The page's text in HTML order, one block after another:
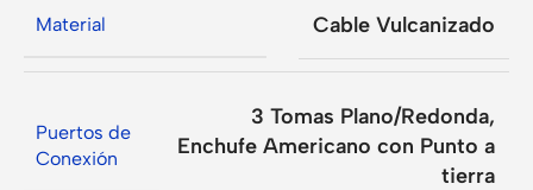
Material Cable Vulcanizado
Puertos de
Conexión
3 Tomas Plano/Redonda,
Enchufe Americano con Punto a
tierra